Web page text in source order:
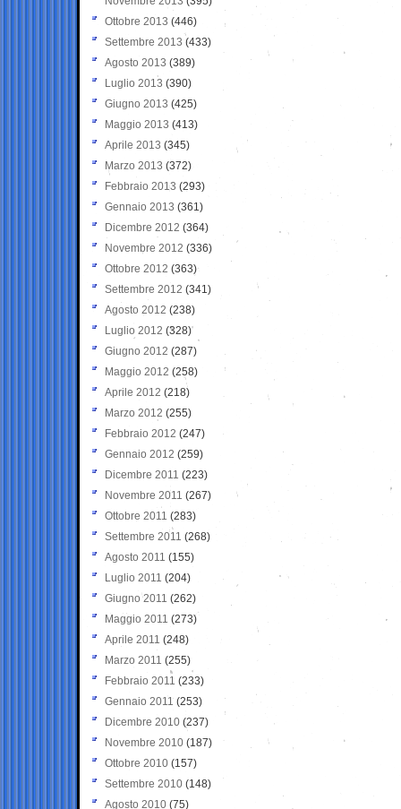
Ottobre 2013 (446)
Settembre 2013 (433)
Agosto 2013 (389)
Luglio 2013 (390)
Giugno 2013 (425)
Maggio 2013 (413)
Aprile 2013 (345)
Marzo 2013 (372)
Febbraio 2013 (293)
Gennaio 2013 (361)
Dicembre 2012 (364)
Novembre 2012 (336)
Ottobre 2012 (363)
Settembre 2012 (341)
Agosto 2012 (238)
Luglio 2012 (328)
Giugno 2012 (287)
Maggio 2012 (258)
Aprile 2012 (218)
Marzo 2012 (255)
Febbraio 2012 (247)
Gennaio 2012 (259)
Dicembre 2011 (223)
Novembre 2011 (267)
Ottobre 2011 (283)
Settembre 2011 (268)
Agosto 2011 (155)
Luglio 2011 (204)
Giugno 2011 (262)
Maggio 2011 (273)
Aprile 2011 (248)
Marzo 2011 (255)
Febbraio 2011 (233)
Gennaio 2011 (253)
Dicembre 2010 (237)
Novembre 2010 (187)
Ottobre 2010 (157)
Settembre 2010 (148)
Agosto 2010 (75)